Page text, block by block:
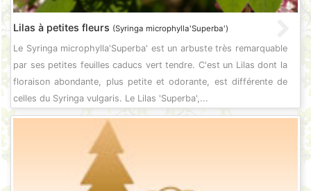
Lilas à petites fleurs (Syringa microphylla'Superba')
Le Syringa microphylla'Superba' est un arbuste très remarquable
par ses petites feuilles caducs vert tendre. C'est un Lilas dont la
floraison abondante, plus petite et odorante, est différente de
celles du Syringa vulgaris. Le Lilas 'Superba',...